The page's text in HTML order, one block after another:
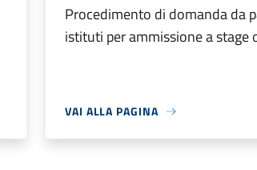
Procedimento di domanda da
istituti per ammissione a stage
VAI ALLA PAGINA